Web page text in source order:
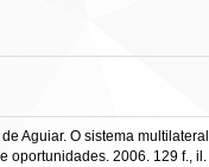
Aguiar. O sistema
oportunidades. 2006. 129 f.,